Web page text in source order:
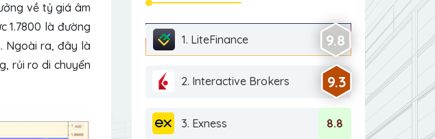
về tỷ giá âm
1.7800 là đường
Ngoài ra, đây là
rủi ro di chuyển
1. LiteFinance 9.8
2. Interactive Brokers 9.3
3. Exness 8.8